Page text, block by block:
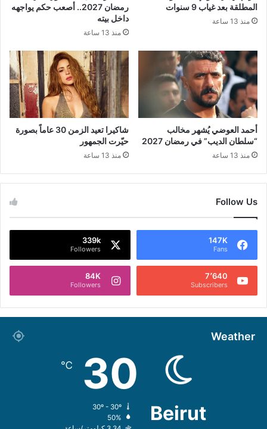
المطلقة بعد غياب 9 سنوات
منذ 13 ساعة
رمضان 2027.. أصعب حكم يواجهه
داخل بيته
منذ 13 ساعة
أحمد العوضي يُشهر مخالب
“سلطان الديب” في رمضان 2027
منذ 13 ساعة
شاكيرا تعيد الزمن 30 عاماً بصورة
حيّرت الجمهور
منذ 13 ساعة
Follow Us
147K
Fans
339k
Followers
7٬640
Subscribers
84K
Followers
Weather
Beirut
30
℃
50%